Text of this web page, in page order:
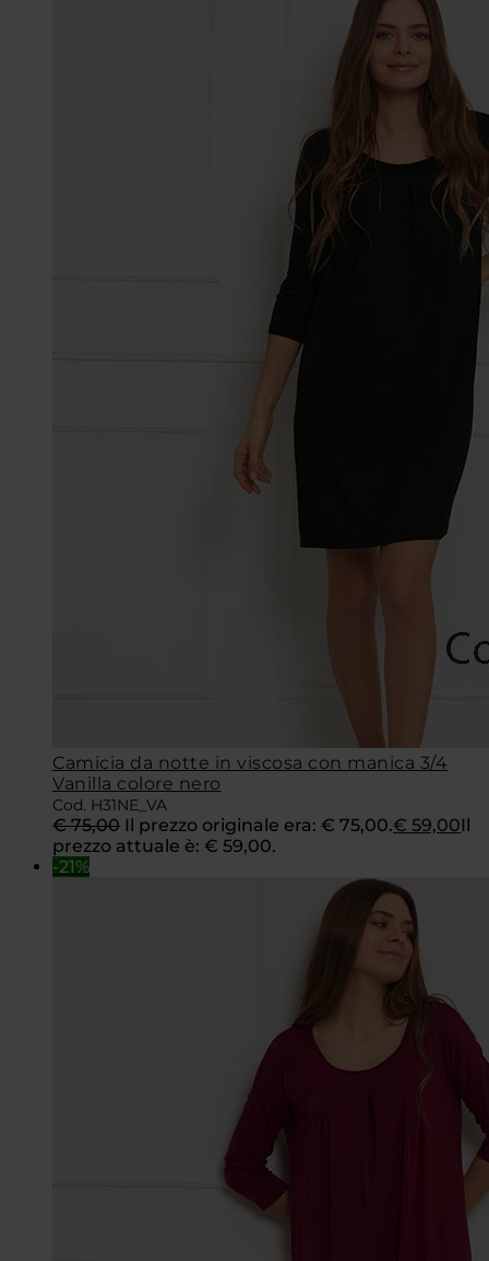
Camicia da notte in viscosa con manica 3/4
Vanilla colore nero
Cod. H31NE_VA
€75,00 Il prezzo originale era: € 75,00.€ 59,00Il
prezzo attuale è: € 59,00.
-21%